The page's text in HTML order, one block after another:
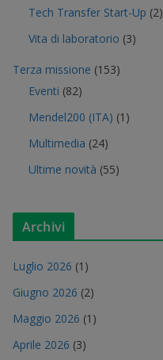
Tech Transfer Start-Up (2)
Vita di laboratorio (3)
Terza missione (153)
Eventi (82)
Mendel200 (ITA) (1)
Multimedia (24)
Ultime novità (55)
Archivi
Luglio 2026 (1)
Giugno 2026 (2)
Maggio 2026 (1)
Aprile 2026 (3)